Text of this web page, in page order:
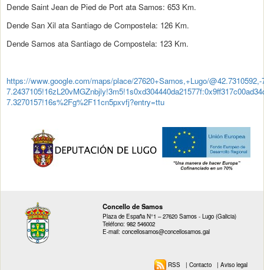
Dende Saint Jean de Pied de Port ata Samos: 653 Km.
Dende San Xil ata Santiago de Compostela: 126 Km.
Dende Samos ata Santiago de Compostela: 123 Km.
https://www.google.com/maps/place/27620+Samos,+Lugo/
7.3270157!16s%2Fg%2F11cn5pxvfj?entry=ttu
Concello de Samos
Plaza de España N°1 – 27620 Samos - Lugo (Galicia)
Teléfono: 982 546002
E-mail: concellosamos@concellosamos.gal
RSS |Contacto |Aviso legal